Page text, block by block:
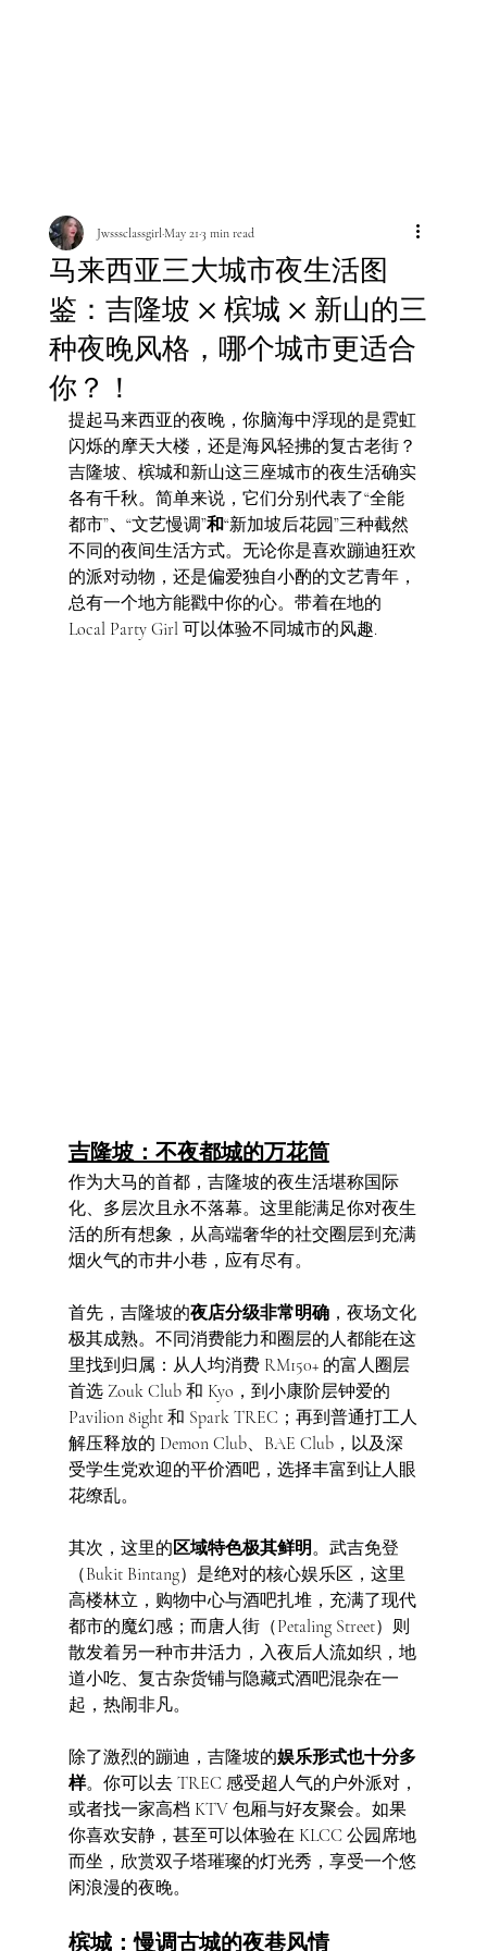
马来西亚三大城市夜生活图
鉴：吉隆坡 × 槟城 × 新山的三
种夜晚风格，哪个城市更适合
你？！
JwsssclassgirlMay 213 min read
提起马来西亚的夜晚，你脑海中浮现的是霓虹
闪烁的摩天大楼，还是海风轻拂的复古老街？
吉隆坡、槟城和新山这三座城市的夜生活确实
各有千秋。简单来说，它们分别代表了“全能
都市”、 “文艺慢调”和“新加坡后花园”三种截然
不同的夜间生活方式。无论你是喜欢蹦迪狂欢
的派对动物，还是偏爱独自小酌的文艺青年，
总有一个地方能戳中你的心。带着在地的
Local Party Girl 可以体验不同城市的风趣.
吉隆坡：不夜都城的万花筒
作为大马的首都，吉隆坡的夜生活堪称国际
化、多层次且永不落幕。这里能满足你对夜生
活的所有想象，从高端奢华的社交圈层到充满
烟火气的市井小巷，应有尽有。
首先，吉隆坡的夜店分级非常明确，夜场文化
极其成熟。不同消费能力和圈层的人都能在这
里找到归属：从人均消费 RM150+ 的富人圈层
首选 Zouk Club 和 Kyo，到小康阶层钟爱的
Pavilion 8ight 和 Spark TREC；再到普通打工人
解压释放的 Demon Club、BAE Club，以及深
受学生党欢迎的平价酒吧，选择丰富到让人眼
花缭乱。
其次，这里的区域特色极其鲜明。武吉免登
（Bukit Bintang）是绝对的核心娱乐区，这里
高楼林立，购物中心与酒吧扎堆，充满了现代
都市的魔幻感；而唐人街（Petaling Street）则
散发着另一种市井活力，入夜后人流如织，地
道小吃、复古杂货铺与隐藏式酒吧混杂在一
起，热闹非凡。
除了激烈的蹦迪，吉隆坡的娱乐形式也十分多
样。你可以去 TREC 感受超人气的户外派对，
或者找一家高档 KTV 包厢与好友聚会。如果
你喜欢安静，甚至可以体验在 KLCC 公园席地
而坐，欣赏双子塔璀璨的灯光秀，享受一个悠
闲浪漫的夜晚。
槟城：慢调古城的夜巷风情